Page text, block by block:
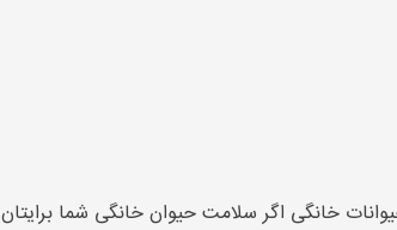
خانگی اگر سلامت حیوان خانگی شما برایتان